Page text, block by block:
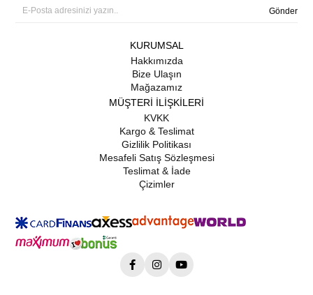
Gönder
KURUMSAL
Hakkımızda
Bize Ulaşın
Mağazamız
MÜŞTERİ İLİŞKİLERİ
KVKK
Kargo & Teslimat
Gizlilik Politikası
Mesafeli Satış Sözleşmesi
Teslimat & İade
Çizimler